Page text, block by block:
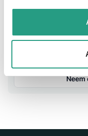
Rollengte
Vragen? Neem dan
We zijn beschikbaar
Neem